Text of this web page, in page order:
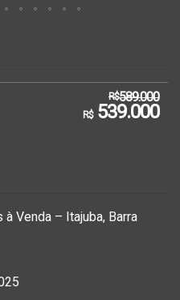
R$589.000
R$539.000
Venda – Itajuba, Barra